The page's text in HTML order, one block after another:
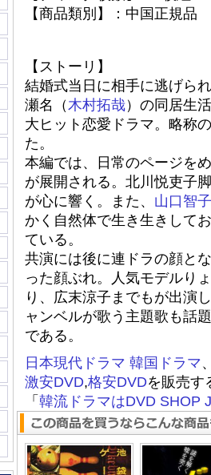
【商品類別】：中国正規品
【ストーリ】
結婚式当日に相手に逃げら
瀬名（木村拓哉）の同居生
大ヒット恋愛ドラマ。略称
た。
本編では、日常のページを
が展開される。北川悦吏子
が心に響く。また、 山口智子
かく自然体で生き生きして
ている。
共演には後に連ドラの顔と
った顔ぶれ。人気モデルり
り、広末涼子までもが出演
ャンベルが歌う主題歌も話
である。
日本現代ドラマ 韓国ドラマ
激安DVD,格安DVDを販売す
「 韓流ドラマはDVD SHOP